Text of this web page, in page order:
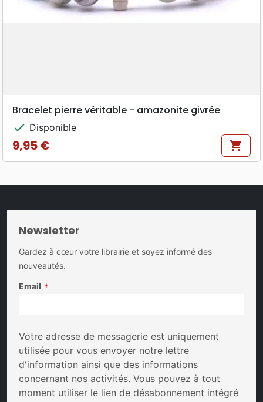
Bracelet pierre véritable - amazonite givrée
check Disponible
Prix
9,95 € shopping_cart
Newsletter
Gardez à cœur votre librairie et soyez informé des
nouveautés.
Email *
Votre adresse de messagerie est uniquement
utilisée pour vous envoyer notre lettre
d'information ainsi que des informations
concernant nos activités. Vous pouvez à tout
moment utiliser le lien de désabonnement intégré